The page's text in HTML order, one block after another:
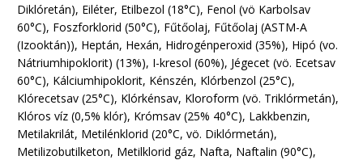
Diklóretán), Eiléter, Etilbezol (18°C), Fenol (vö Karbolsav
60°C), Foszforklorid (50°C), Fűtőolaj, Fűtőolaj (ASTM-A
(Izooktán)), Heptán, Hexán, Hidrogénperoxid (35%), Hipó (vo.
Nátriumhipoklorit) (13%), I-kresol (60%), Jégecet (vö. Ecetsav
60°C), Kálciumhipoklorit, Kénszén, Klórbenzol (25°C),
Klórecetsav (25°C), Klórkénsav, Kloroform (vö. Triklórmetán),
Klóros víz (0,5% klór), Krómsav (25% 40°C), Lakkbenzin,
Metilakrilát, Metilénklorid (20°C, vö. Diklórmetán),
Metilizobutilketon, Metilklorid gáz, Nafta, Naftalin (90°C),